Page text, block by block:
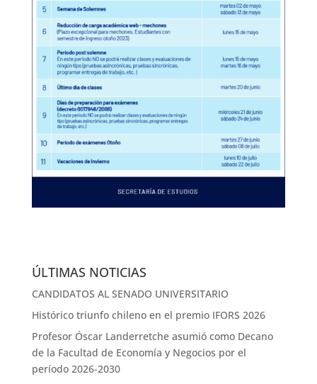
ÚLTIMAS NOTICIAS
CANDIDATOS AL SENADO UNIVERSITARIO
Histórico triunfo chileno en el premio IFORS 2026
Profesor Óscar Landerretche asumió como Decano
de la Facultad de Economía y Negocios por el
período 2026-2030